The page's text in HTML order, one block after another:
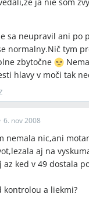
podporujú
hodnotách,
a lieky vynechať.
že sa tlak po
pôrode.
rozhodnúť o
dominujúceho
nemocničné
o
sa neupravil ani po
normalny.Nič tym
zbytočne
hlavy v moči tak
6. nov 2008
nemala nic,ani
aj na
ked v 49 dostala
kontrolou a liekmi?